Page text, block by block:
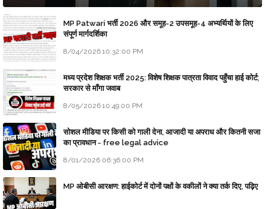
MP Patwari भर्ती 2026 और समूह-2 उपसमूह-4 अभ्यर्थियों के लिए
संपूर्ण मार्गदर्शिका
8/04/2026 10:32:00 PM
मध्य प्रदेश शिक्षक भर्ती 2025: विशेष शिक्षक पात्रता विवाद पहुँचा हाई कोर्ट;
सरकार से माँगा जवाब
8/05/2026 10:49:00 PM
सोशल मीडिया पर किसी को गाली देना, आजादी या अपराध और कितनी सजा
का प्रावधान - free legal advice
8/01/2026 06:36:00 PM
MP ओबीसी आरक्षण: हाईकोर्ट में दोनों पक्षों के वकीलों ने क्या तर्क दिए, पढ़िए